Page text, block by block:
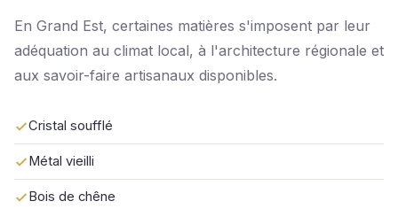
En Grand Est, certaines matières s'imposent par leur
adéquation au climat local, à l'architecture régionale et
aux savoir-faire artisanaux disponibles.
Cristal soufflé
Métal vieilli
Bois de chêne